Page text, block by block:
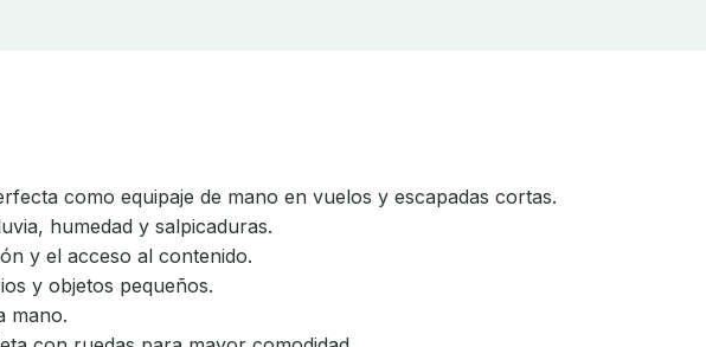
como equipaje de mano en vuelos y escapadas cortas.
humedad y salpicaduras.
y el acceso al contenido.
y objetos pequeños.
mano.